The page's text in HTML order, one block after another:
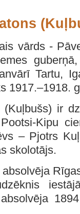
vārds -
Tartu,
1917.–1918.
ir
Kipu
– Pjotrs
skolotājs.